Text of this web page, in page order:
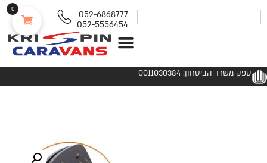
052-6868777
052-5556454
ספק משרד הביטחון: 0011030384
0